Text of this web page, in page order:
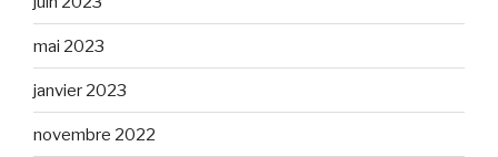
mai 2023
janvier 2023
novembre 2022